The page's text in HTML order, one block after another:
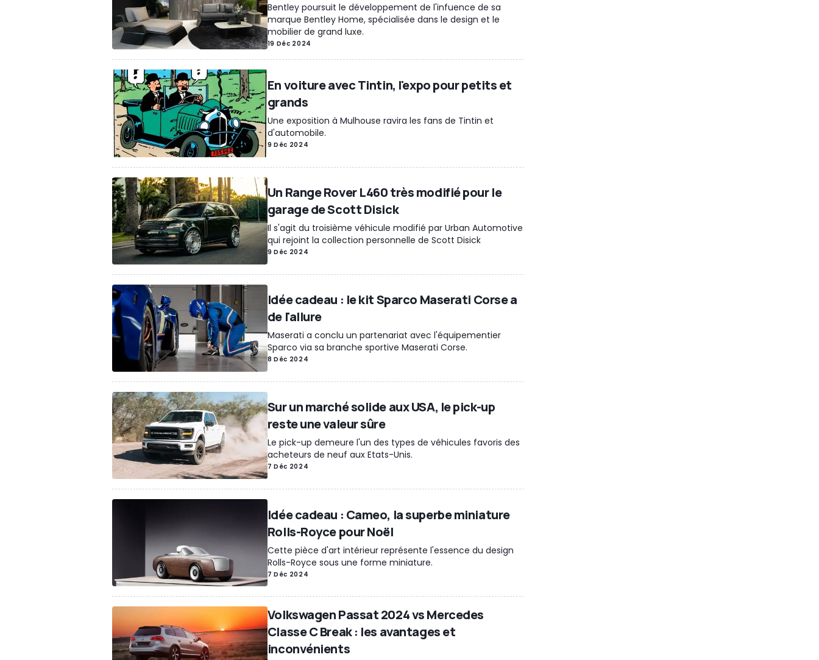
Bentley poursuit le développement de l'infuence de sa
marque Bentley Home, spécialisée dans le design et le
mobilier de grand luxe.
19 Déc 2024
En voiture avec Tintin, l'expo pour petits et
grands
Une exposition à Mulhouse ravira les fans de Tintin et
d'automobile.
9 Déc 2024
Un Range Rover L460 très modifié pour le
garage de Scott Disick
Il s'agit du troisième véhicule modifié par Urban Automotive
qui rejoint la collection personnelle de Scott Disick
9 Déc 2024
Idée cadeau : le kit Sparco Maserati Corse a
de l'allure
Maserati a conclu un partenariat avec l'équipementier
Sparco via sa branche sportive Maserati Corse.
8 Déc 2024
Sur un marché solide aux USA, le pick-up
reste une valeur sûre
Le pick-up demeure l'un des types de véhicules favoris des
acheteurs de neuf aux Etats-Unis.
7 Déc 2024
Idée cadeau : Cameo, la superbe miniature
Rolls-Royce pour Noël
Cette pièce d'art intérieur représente l'essence du design
Rolls-Royce sous une forme miniature.
7 Déc 2024
Volkswagen Passat 2024 vs Mercedes
Classe C Break : les avantages et
inconvénients